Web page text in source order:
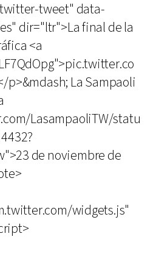
tweet" data-
dir="ltr">La final de la
<a
p>&mdash; La Sampaoli
LasampaoliTW/statu
de noviembre de
widgets.js"